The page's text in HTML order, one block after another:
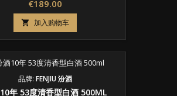
价
格
€189.00
 加入购物车
品牌: FENJIU 汾酒
年 53度清香型白酒 500ML